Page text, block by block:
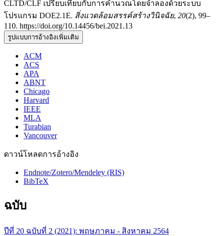
CLTD/CLF เปรียบเทียบกับการคำนวณโดยจำลองด้วยระบบ
โปรแกรม DOE2.1E. สิ่งแวดล้อมสรรค์สร้างวินิจฉัย, 20(2), 99–
110. https://doi.org/10.14456/bei.2021.13
รูปแบบการอ้างอิงเพิ่มเติม
ACM
ACS
APA
ABNT
Chicago
Harvard
IEEE
MLA
Turabian
Vancouver
ดาวน์โหลดการอ้างอิง
Endnote/Zotero/Mendeley (RIS)
BibTeX
ฉบับ
ปีที่ 20 ฉบับที่ 2 (2021): พฤษภาคม - สิงหาคม 2564